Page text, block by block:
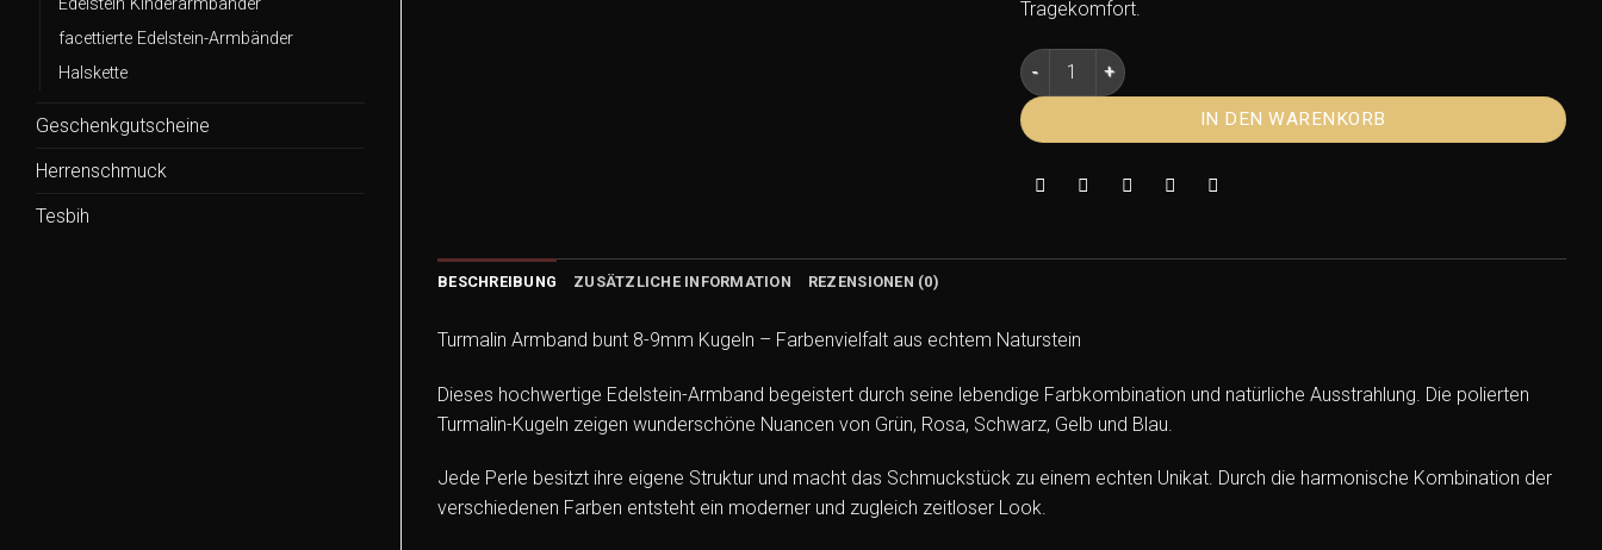
facettierte Edelstein-Armbänder
Halskette
Geschenkgutscheine
Herrenschmuck
Tesbih
Tragekomfort.
Turmalin Armband bunt 8-9mm Kugeln – Edelstein Armband
IN DEN WARENKORB
BESCHREIBUNG ZUSÄTZLICHE INFORMATION REZENSIONEN (0)
Turmalin Armband bunt 8-9mm Kugeln – Farbenvielfalt aus echtem Naturstein
Dieses hochwertige Edelstein-Armband begeistert durch seine lebendige Farbkombination und natürliche Ausstrahlung. Die polierten
Turmalin-Kugeln zeigen wunderschöne Nuancen von Grün, Rosa, Schwarz, Gelb und Blau.
Jede Perle besitzt ihre eigene Struktur und macht das Schmuckstück zu einem echten Unikat. Durch die harmonische Kombination der
verschiedenen Farben entsteht ein moderner und zugleich zeitloser Look.